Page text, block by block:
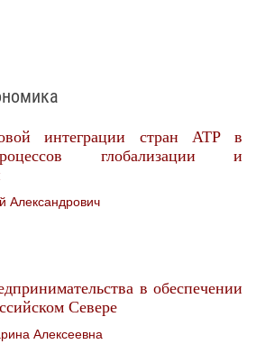
интеграции стран АТР в
глобализации и
Александрович
в обеспечении
Севере
Алексеевна